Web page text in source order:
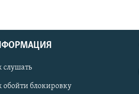
слушать
обойти блокировку